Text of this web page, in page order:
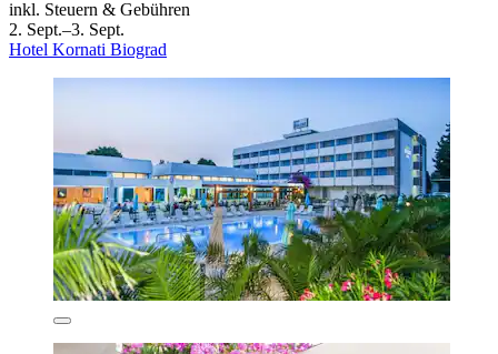
inkl. Steuern & Gebühren
2. Sept.–3. Sept.
Hotel Kornati Biograd